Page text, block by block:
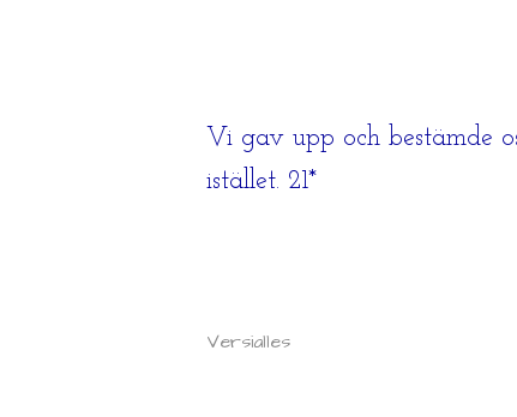
Vi gav upp och bestämde
istället. 21*
Versialles